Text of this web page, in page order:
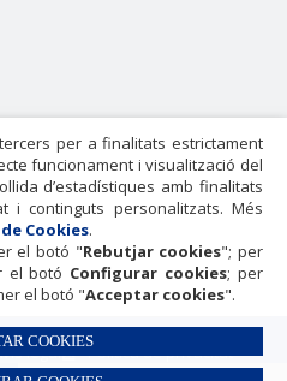
legal Política de privacitat
per a finalitats estrictament
funcionament i visualització del
d’estadístiques amb finalitats
i continguts personalitzats. Més
Cookies.
el botó "Rebutjar cookies"; per
el botó Configurar cookies; per
el botó "Acceptar cookies".
COOKIES